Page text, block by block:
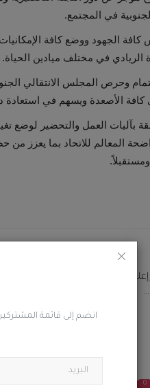
انضم إلى قائمة
في المجتمع.
الجهود ووضع كافة
الريادي في مختلف ميادين الحياة.
وحرص المجلس الانتقالي
كافة الأصعدة ويسهم في استعادة
بآليات العمل والتحضير لوضع
المعالم للاتحاد بما يعزز من
وزير
اللواء في وفاة ابن
0
0
0